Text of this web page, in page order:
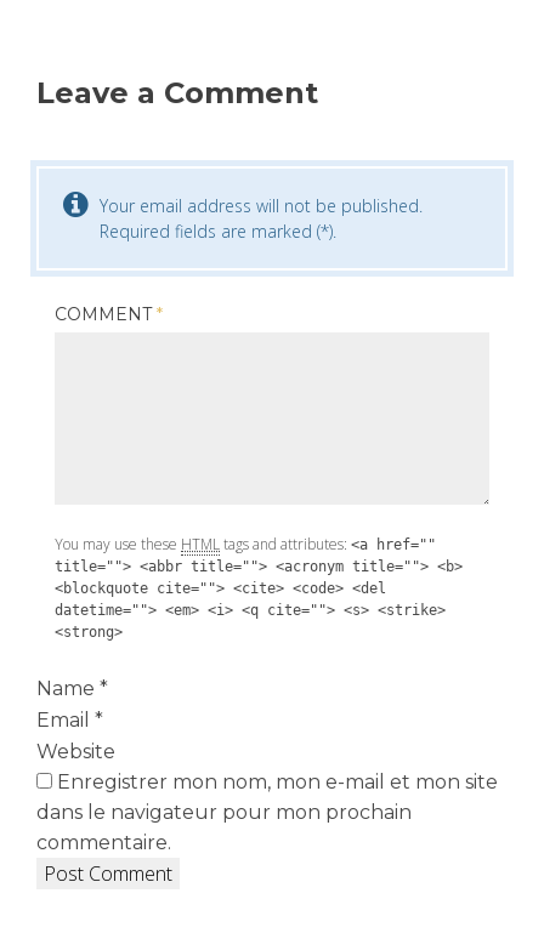
Leave a Comment
Your email address will not be published.
Required fields are marked (*).
COMMENT*
You may use these HTMLtags and attributes: <a href=""
title=""> <abbr title=""> <acronym title=""> <b>
<blockquote cite=""> <cite> <code> <del
datetime=""> <em> <i> <q cite=""> <s> <strike>
<strong>
Name *
Email *
Website
Enregistrer mon nom, mon e-mail et mon site
dans le navigateur pour mon prochain
commentaire.